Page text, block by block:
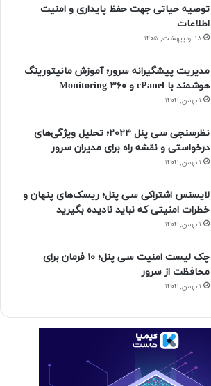
د
ا
ی
ن
ر
س
ت
گ
ا
م
ا
و
توصیه حیاتی جهت حفظ پایداری و امنیت
اطلاعات
۱۸ اردیبهشت, ۱۴۰۵
مدیریت پیشگیرانه سرور؛ آموزش مانیتورینگ
هوشمند با cPanel و ۳۶۰ Monitoring
۱ بهمن, ۱۴۰۴
نظرسنجی سی پنل ۲۰۲۴؛ تحلیل ویژگی‌های
درخواستی و نقشه راه برای مدیران سرور
۱ بهمن, ۱۴۰۴
لایسنس اشتراکی سی پنل؛ ریسک‌های پنهان و
خطرات امنیتی که نباید نادیده بگیرید
۱ بهمن, ۱۴۰۴
چک لیست امنیت سی پنل؛ ۱۰ فرمان برای
محافظت از سرور
۱ بهمن, ۱۴۰۴